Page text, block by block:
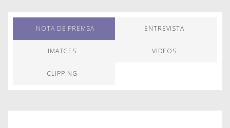
NOTA DE PREMSA ENTREVISTA
IMATGES VIDEOS
CLIPPING